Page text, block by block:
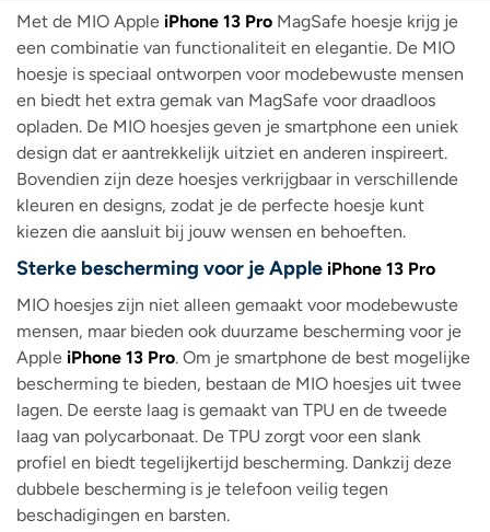
Met de MIO Apple iPhone 13 Pro MagSafe hoesje krijg je
een combinatie van functionaliteit en elegantie. De MIO
hoesje is speciaal ontworpen voor modebewuste mensen
en biedt het extra gemak van MagSafe voor draadloos
opladen. De MIO hoesjes geven je smartphone een uniek
design dat er aantrekkelijk uitziet en anderen inspireert.
Bovendien zijn deze hoesjes verkrijgbaar in verschillende
kleuren en designs, zodat je de perfecte hoesje kunt
kiezen die aansluit bij jouw wensen en behoeften.
Sterke bescherming voor je Apple iPhone 13 Pro
MIO hoesjes zijn niet alleen gemaakt voor modebewuste
mensen, maar bieden ook duurzame bescherming voor je
Apple iPhone 13 Pro. Om je smartphone de best mogelijke
bescherming te bieden, bestaan ​​de MIO hoesjes uit twee
lagen. De eerste laag is gemaakt van TPU en de tweede
laag van polycarbonaat. De TPU zorgt voor een slank
profiel en biedt tegelijkertijd bescherming. Dankzij deze
dubbele bescherming is je telefoon veilig tegen
beschadigingen en barsten.